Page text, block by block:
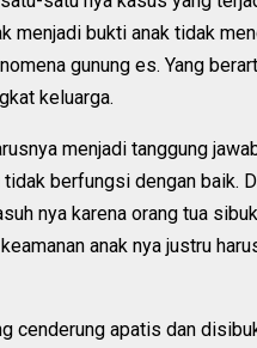
menjadi bukti anak tidak
gunung es. Yang
keluarga.
menjadi tanggung
berfungsi dengan baik.
nya karena orang tua
anak nya justru
cenderung apatis dan